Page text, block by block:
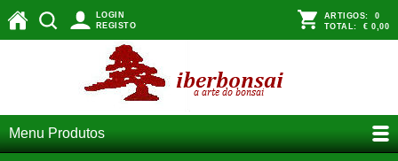
LOGIN
REGISTO
ARTIGOS: 0
TOTAL: € 0,00
Menu Produtos